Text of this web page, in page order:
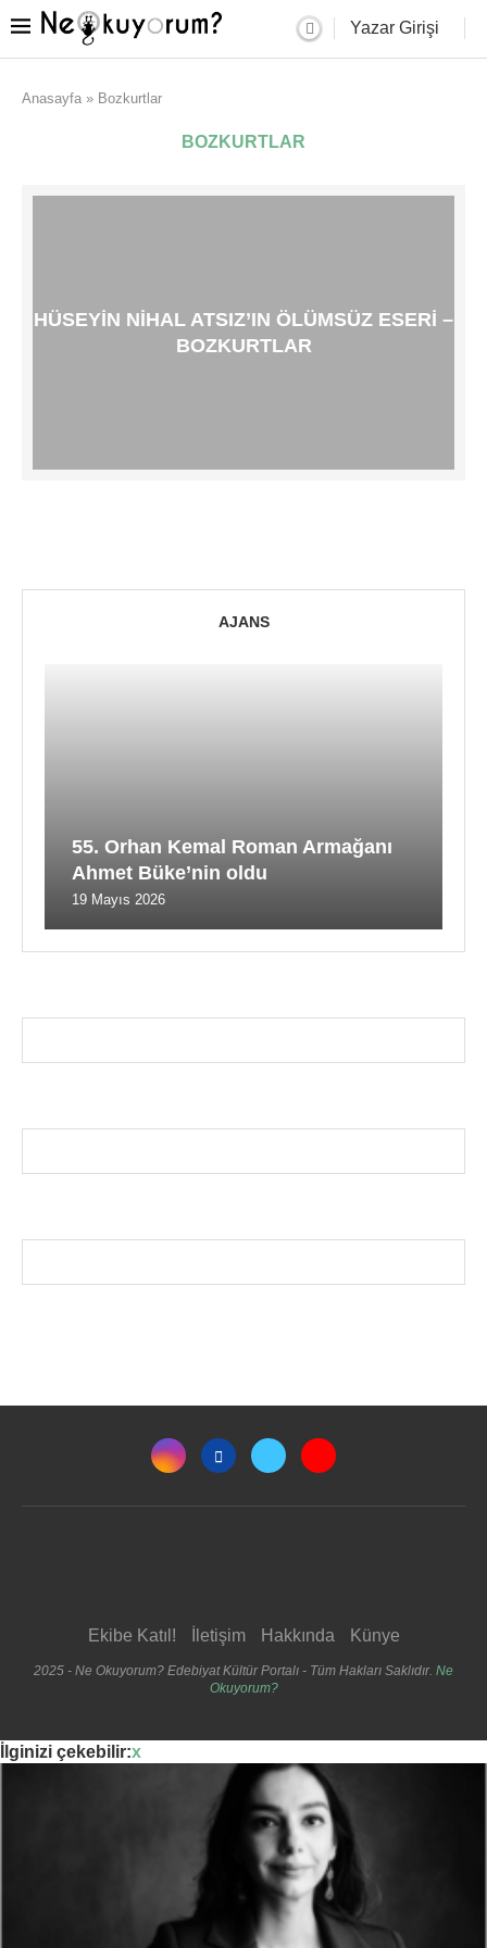
Yazar Girişi
Anasayfa » Bozkurtlar
BOZKURTLAR
HÜSEYIN NIHAL ATSIZ’IN ÖLÜMSÜZ ESERI –
BOZKURTLAR
AJANS
55. Orhan Kemal Roman Armağanı
Ahmet Büke’nin oldu
19 Mayıs 2026
Ekibe Katıl! İletişim Hakkında Künye
2025 - Ne Okuyorum? Edebiyat Kültür Portalı - Tüm Hakları Saklıdır. Ne
Okuyorum?
İlginizi çekebilir:x